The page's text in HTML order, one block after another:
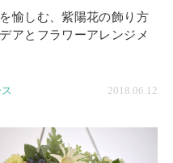
愉しむ、紫陽花の飾り方
アとフラワーアレンジメ
2018.06.12